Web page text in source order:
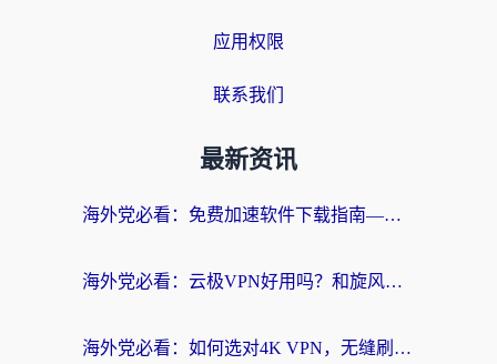
应用权限
联系我们
最新资讯
海外党必看：免费加速软件下载指南——无缝访问国内资源的正确打开方式
海外党必看：云极VPN好用吗？和旋风VPN对比哪个回国效果更好？附真实体验+选择攻略
海外党必看：如何选对4K VPN，无缝刷国内剧听网易云？